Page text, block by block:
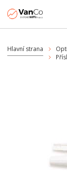
Hlavní strana